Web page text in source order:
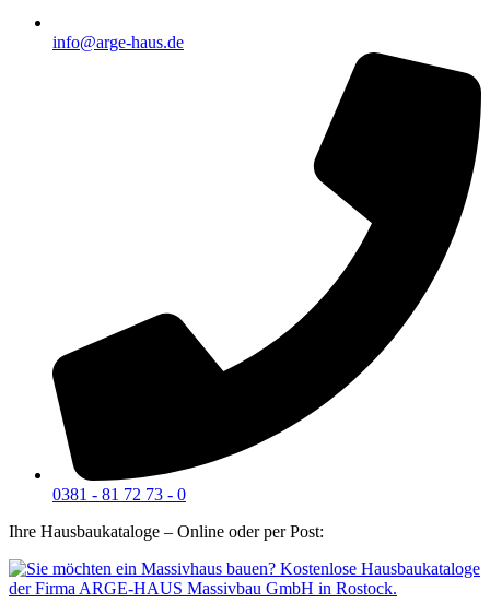
info@arge-haus.de
0381 - 81 72 73 - 0
Ihre Hausbaukataloge – Online oder per Post: